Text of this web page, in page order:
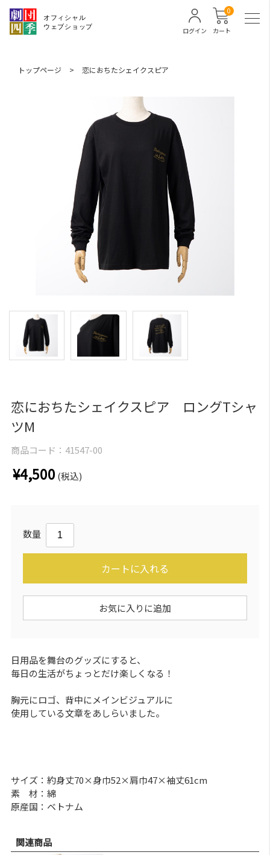
カート
0
ログイン
トップページ > 恋におちたシェイクスピア
恋におちたシェイクスピア ロングTシャ
ツM
商品コード： 41547-00
¥4,500 (税込)
数量
カートに入れる
お気に入りに追加
日用品を舞台のグッズにすると、
毎日の生活がちょっとだけ楽しくなる！
胸元にロゴ、背中にメインビジュアルに
使用している文章をあしらいました。
サイズ：約身丈70×身巾52×肩巾47×袖丈61cm
素 材：綿
原産国：ベトナム
関連商品